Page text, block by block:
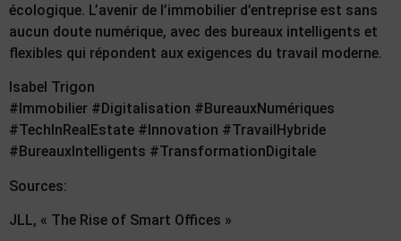
écologique. L’avenir de l’immobilier d’entreprise est sans
aucun doute numérique, avec des bureaux intelligents et
flexibles qui répondent aux exigences du travail moderne.
Isabel Trigon
#Immobilier #Digitalisation #BureauxNumériques
#TechInRealEstate #Innovation #TravailHybride
#BureauxIntelligents #TransformationDigitale
Sources:
JLL, « The Rise of Smart Offices »